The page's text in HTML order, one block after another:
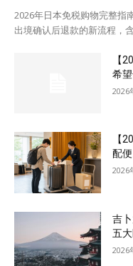
2026年日本免税购物完整指
出境确认后退款的新流程，
【
希
2026
【
配
2026
吉
五
2026